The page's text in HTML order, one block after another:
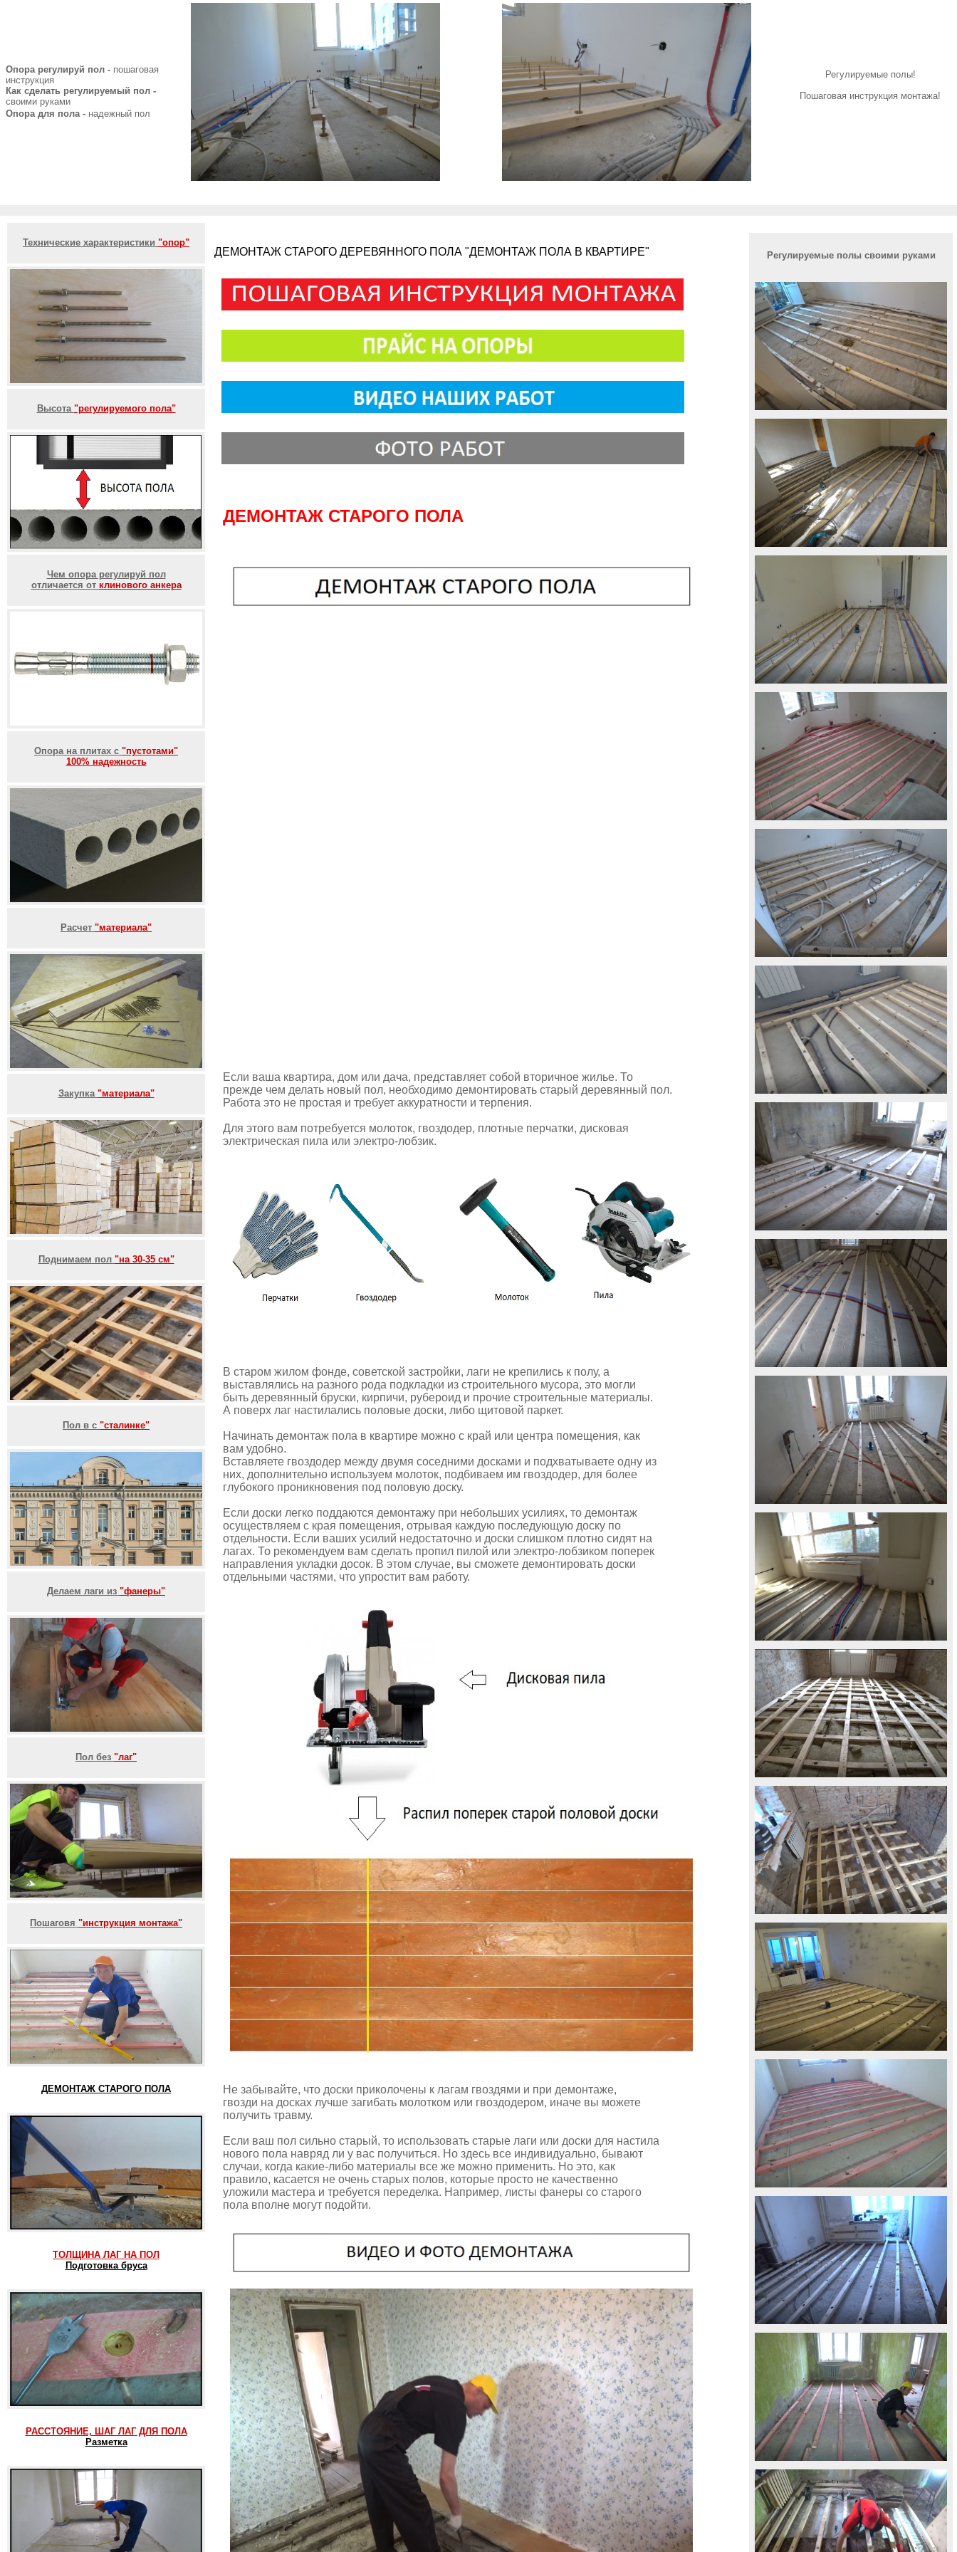
Опора регулируй пол - пошаговая
инструкция
Как сделать регулируемый пол -
своими руками
Опора для пола - надежный пол
Регулируемые полы!
Пошаговая инструкция монтажа!
Технические характеристики "опор"
Высота "регулируемого пола"
Чем опора регулируй пол
отличается от клинового анкера
Опора на плитах с "пустотами"
100% надежность
Расчет "материала"
Закупка "материала"
Поднимаем пол "на 30-35 см"
Пол в с "сталинке"
Делаем лаги из "фанеры"
Пол без "лаг"
Пошаговя "инструкция монтажа"
ДЕМОНТАЖ СТАРОГО ПОЛА
ТОЛЩИНА ЛАГ НА ПОЛ
Подготовка бруса
РАССТОЯНИЕ, ШАГ ЛАГ ДЛЯ ПОЛА
Разметка
ДЕМОНТАЖ СТАРОГО ДЕРЕВЯННОГО ПОЛА "ДЕМОНТАЖ ПОЛА В КВАРТИРЕ"
ДЕМОНТАЖ СТАРОГО ПОЛА
Если ваша квартира, дом или дача, представляет собой вторичное жилье. То
прежде чем делать новый пол, необходимо демонтировать старый деревянный пол.
Работа это не простая и требует аккуратности и терпения.
Для этого вам потребуется молоток, гвоздодер, плотные перчатки, дисковая
электрическая пила или электро-лобзик.
В старом жилом фонде, советской застройки, лаги не крепились к полу, а
выставлялись на разного рода подкладки из строительного мусора, это могли
быть деревянный бруски, кирпичи, рубероид и прочие строительные материалы.
А поверх лаг настилались половые доски, либо щитовой паркет.
Начинать демонтаж пола в квартире можно с край или центра помещения, как
вам удобно.
Вставляете гвоздодер между двумя соседними досками и подхватываете одну из
них, дополнительно используем молоток, подбиваем им гвоздодер, для более
глубокого проникновения под половую доску.
Если доски легко поддаются демонтажу при небольших усилиях, то демонтаж
осуществляем с края помещения, отрывая каждую последующую доску по
отдельности. Если ваших усилий недостаточно и доски слишком плотно сидят на
лагах. То рекомендуем вам сделать пропил пилой или электро-лобзиком поперек
направления укладки досок. В этом случае, вы сможете демонтировать доски
отдельными частями, что упростит вам работу.
Не забывайте, что доски приколочены к лагам гвоздями и при демонтаже,
гвозди на досках лучше загибать молотком или гвоздодером, иначе вы можете
получить травму.
Если ваш пол сильно старый, то использовать старые лаги или доски для настила
нового пола навряд ли у вас получиться. Но здесь все индивидуально, бывают
случаи, когда какие-либо материалы все же можно применить. Но это, как
правило, касается не очень старых полов, которые просто не качественно
уложили мастера и требуется переделка. Например, листы фанеры со старого
пола вполне могут подойти.
Регулируемые полы своими руками